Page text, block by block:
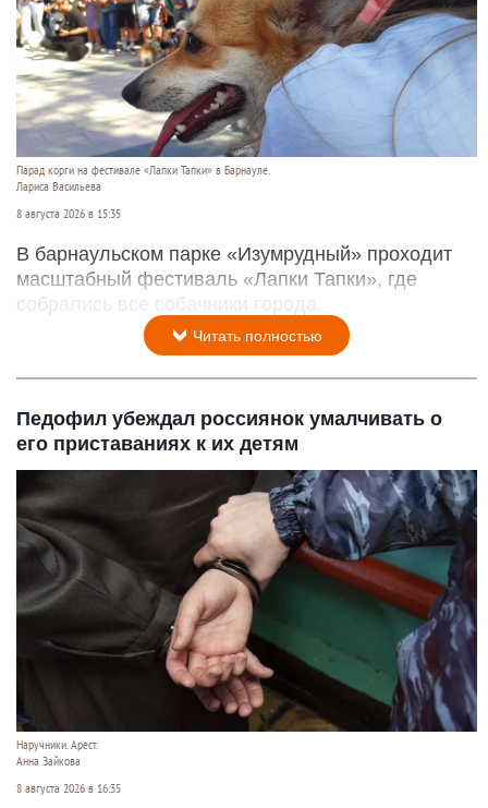
Парад корги на фестивале «Лапки Тапки» в Барнауле.
Лариса Васильева
8 августа 2026 в 15:35
В барнаульском парке «Изумрудный» проходит
масштабный фестиваль «Лапки Тапки», где
собрались все собачники города.
Читать полностью
Педофил убеждал россиянок умалчивать о
его приставаниях к их детям
Наручники. Арест.
Анна Зайкова
8 августа 2026 в 16:35